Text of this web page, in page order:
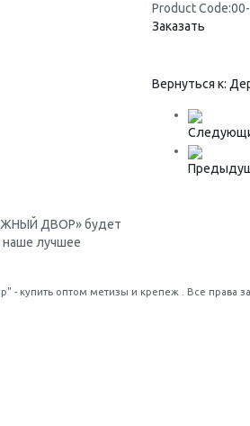
Product Code:
Заказать
Вернуться к:
ДВОР» будет
наше лучшее
- купить оптом метизы и крепеж . Все права